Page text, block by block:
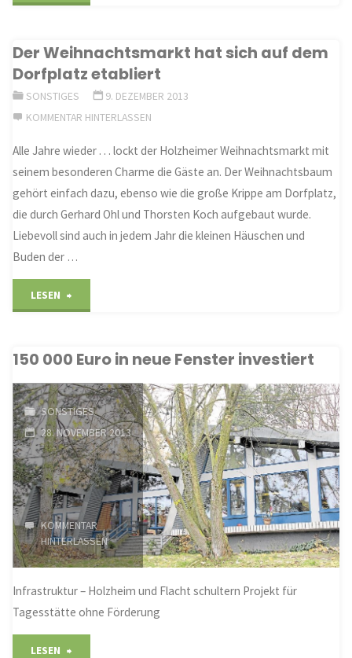
hoher
Beteiligung"
Der Weihnachtsmarkt hat sich auf dem
Dorfplatz etabliert
SONSTIGES
9. DEZEMBER 2013
KOMMENTAR HINTERLASSEN
Alle Jahre wieder . . . lockt der Holzheimer Weihnachtsmarkt mit
seinem besonderen Charme die Gäste an. Der Weihnachtsbaum
gehört einfach dazu, ebenso wie die große Krippe am Dorfplatz,
die durch Gerhard Ohl und Thorsten Koch aufgebaut wurde.
Liebevoll sind auch in jedem Jahr die kleinen Häuschen und
Buden der …
LESEN
hat
sich
auf
dem
Dorfplatz
etabliert"
150 000 Euro in neue Fenster investiert
SONSTIGES
28. NOVEMBER 2013
KOMMENTAR
HINTERLASSEN
Infrastruktur – Holzheim und Flacht schultern Projekt für
Tagesstätte ohne Förderung
LESEN